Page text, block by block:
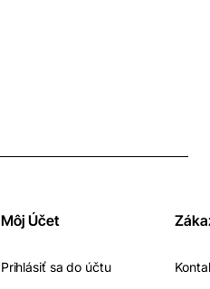
Môj Účet
Prihlásiť sa do účtu